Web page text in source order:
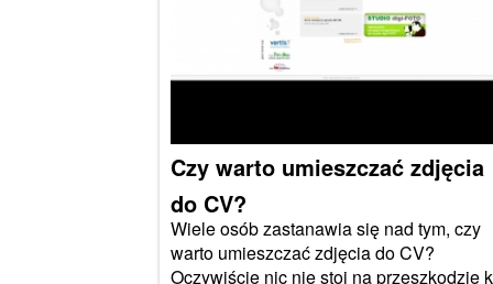
Czy warto umieszczać zdjęcia
do CV?
Wiele osób zastanawia się nad tym, czy
warto umieszczać zdjęcia do CV?
Oczywiście nic nie stoi na przeszkodzie